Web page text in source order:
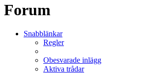
Forum
Snabblänkar
Regler
Obesvarade inlägg
Aktiva trådar